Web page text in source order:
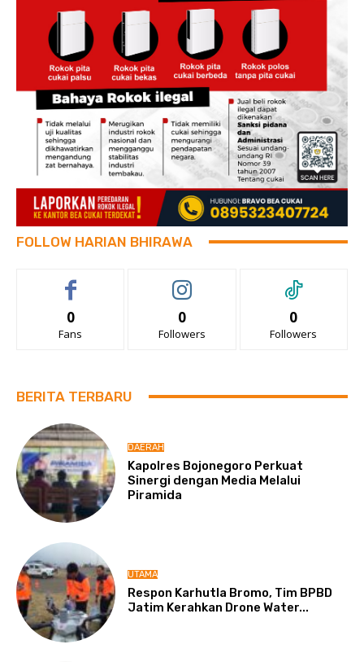
FOLLOW HARIAN BHIRAWA
0
Fans
0
Followers
0
Followers
BERITA TERBARU
DAERAH
Kapolres Bojonegoro Perkuat
Sinergi dengan Media Melalui
Piramida
UTAMA
Respon Karhutla Bromo, Tim BPBD
Jatim Kerahkan Drone Water...